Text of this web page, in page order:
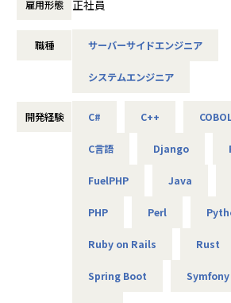
【プロジェクト一例】
・ゲーム開発／Unity、Java、C#
・スマホアプリ開発／TypeScript、
・シュミレーションシステム開発／
・大手自動車向け車載器･ソフト開発
社を上げて応援しています！
雇用形態 正社員
職種 サーバーサイドエンジニア
システムエンジニア
開発経験 C# C++
C言語 Django
FuelPHP Java
PHP Perl
Ruby on Rails Rust
Spring Boot Symfony